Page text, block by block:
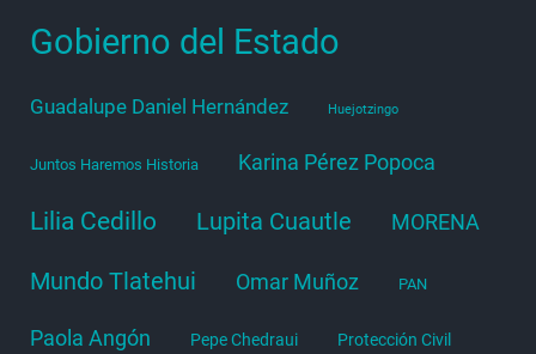
Gobierno del Estado
Guadalupe Daniel Hernández Huejotzingo
Juntos Haremos Historia Karina Pérez Popoca
Lilia Cedillo Lupita Cuautle MORENA
Mundo Tlatehui Omar Muñoz PAN
Paola Angón Pepe Chedraui Protección Civil